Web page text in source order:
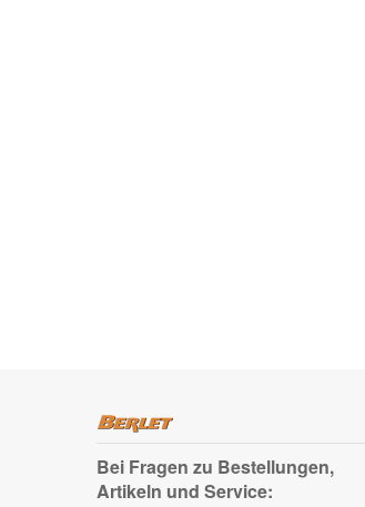
Bei Fragen zu Bestellungen,
Artikeln und Service: